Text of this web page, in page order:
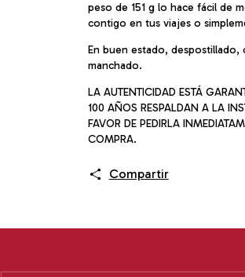
peso de 151 g lo hace fácil de
contigo en tus viajes o
En buen estado, despostillado,
manchado.
LA AUTENTICIDAD ESTÁ
100 AÑOS RESPALDAN A LA
FAVOR DE PEDIRLA
COMPRA.
Compartir